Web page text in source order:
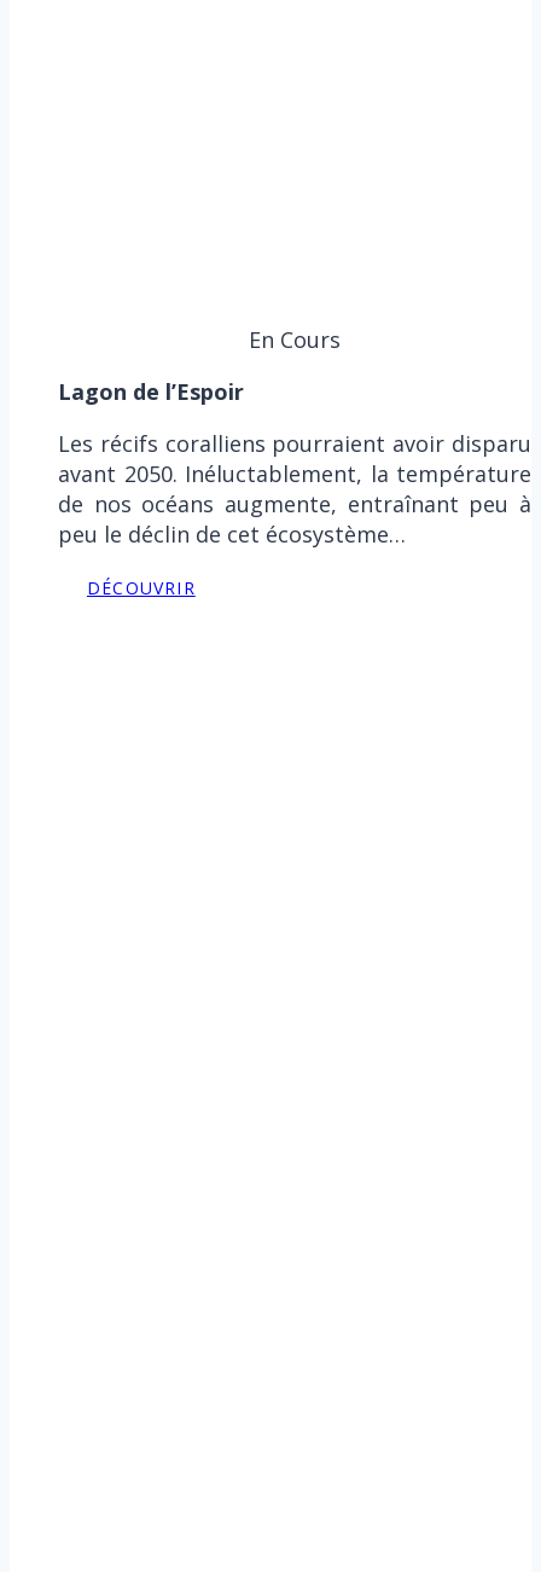
En Cours
Lagon de l’Espoir
Les récifs coralliens pourraient avoir disparu
avant 2050. Inéluctablement, la température
de nos océans augmente, entraînant peu à
peu le déclin de cet écosystème…
DÉCOUVRIR